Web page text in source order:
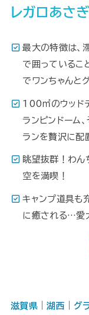
レガロあさぎ
最大の特徴は、
で囲っているこ
でワンちゃんと
100㎡のウッド
ランピンドーム
ランを贅沢に配
眺望抜群！わん
空を満喫！
キャンプ道具も
に癒される…愛
滋賀県｜湖西｜グ